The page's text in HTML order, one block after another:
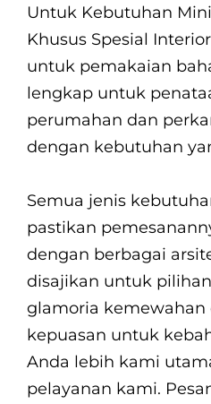
Untuk Kebutuhan
Khusus Spesial
untuk pemakaian
lengkap untuk
perumahan dan
dengan kebutuhan
Semua jenis
pastikan
dengan berbagai
disajikan untuk
glamoria
kepuasan untuk
Anda lebih kami
pelayanan kami.